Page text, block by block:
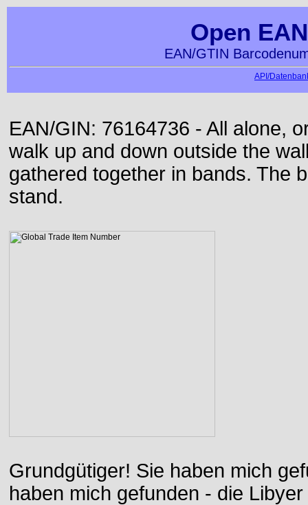
Open
EAN/GTIN
API/
EAN/GIN: 76164736 - All alone,
walk up and down outside the
gathered together in bands. The
stand.
Grundgütiger! Sie haben mich
haben mich gefunden - die